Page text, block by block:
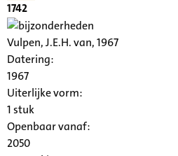
1742
Vulpen, J.E.H. van, 1967
Datering:
1967
Uiterlijke vorm:
1 stuk
Openbaar vanaf:
2050